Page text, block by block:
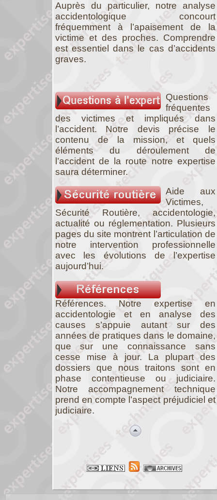
Auprès du particulier, notre analyse
accidentologique concourt
fréquemment à l’apaisement de la
victime et des proches. Comprendre
est essentiel dans le cas d’accidents
graves.
Questions
fréquentes
des victimes et impliqués dans
l’accident. Notre devis précise le
contenu de la mission, et quels
éléments du déroulement de
l’accident de la route notre expertise
saura déterminer.
Aide aux
Victimes,
Sécurité Routière, accidentologie,
actualité ou réglementation. Plusieurs
pages du site montrent l’articulation de
notre intervention professionnelle
avec les évolutions de l’expertise
aujourd’hui.
Références. Notre expertise en
accidentologie et en analyse des
causes s’appuie autant sur des
années de pratiques dans le domaine,
que sur une connaissance sans
cesse mise à jour. La plupart des
dossiers que nous traitons sont en
phase contentieuse ou judiciaire.
Notre accompagnement technique
prend en compte l’aspect préjudiciel et
judiciaire.